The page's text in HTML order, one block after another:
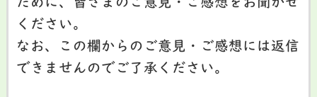
ために、皆さまのご意見・ご感想をお聞かせ
ください。
なお、この欄からのご意見・ご感想には返信
できませんのでご了承ください。